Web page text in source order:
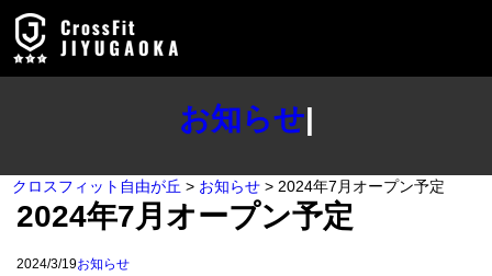
を
ス
お知らせ|
クロスフィット自由が丘 > お知らせ> 2024年7月オープン予定
2024年7月オープン予定
2024/3/19お知らせ